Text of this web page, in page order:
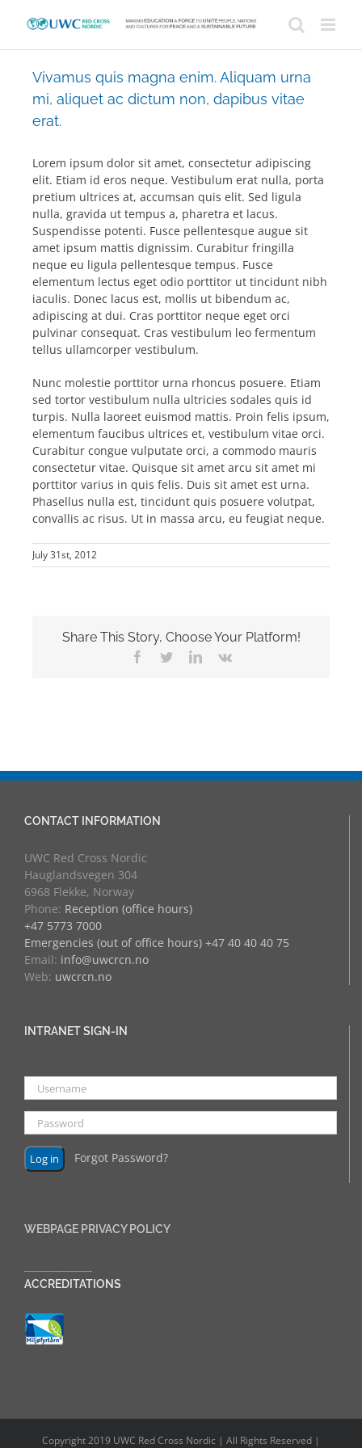
Vivamus quis magna enim. Aliquam urna
mi, aliquet ac dictum non, dapibus vitae
erat.
Lorem ipsum dolor sit amet, consectetur adipiscing
elit. Etiam id eros neque. Vestibulum erat nulla, porta
pretium ultrices at, accumsan quis elit. Sed ligula
nulla, gravida ut tempus a, pharetra et lacus.
Suspendisse potenti. Fusce pellentesque augue sit
amet ipsum mattis dignissim. Curabitur fringilla
neque eu ligula pellentesque tempus. Fusce
elementum lectus eget odio porttitor ut tincidunt nibh
iaculis. Donec lacus est, mollis ut bibendum ac,
adipiscing at dui. Cras porttitor neque eget orci
pulvinar consequat. Cras vestibulum leo fermentum
tellus ullamcorper vestibulum.
Nunc molestie porttitor urna rhoncus posuere. Etiam
sed tortor vestibulum nulla ultricies sodales quis id
turpis. Nulla laoreet euismod mattis. Proin felis ipsum,
elementum faucibus ultrices et, vestibulum vitae orci.
Curabitur congue vulputate orci, a commodo mauris
consectetur vitae. Quisque sit amet arcu sit amet mi
porttitor varius in quis felis. Duis sit amet est urna.
Phasellus nulla est, tincidunt quis posuere volutpat,
convallis ac risus. Ut in massa arcu, eu feugiat neque.
July 31st, 2012
Share This Story, Choose Your Platform!
Facebook
TwitterLinkedIn
Vk
CONTACT INFORMATION
UWC Red Cross Nordic
Hauglandsvegen 304
6968 Flekke, Norway
Phone: Reception (office hours)
+47 5773 7000
Emergencies (out of office hours) +47 40 40 40 75
Email: info@uwcrcn.no
Web: uwcrcn.no
INTRANET SIGN-IN
Forgot Password?
WEBPAGE PRIVACY POLICY
ACCREDITATIONS
Copyright 2019 UWC Red Cross Nordic | All Rights Reserved |